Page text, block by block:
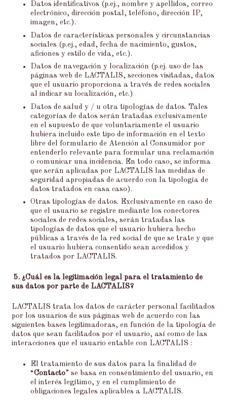
Datos identificativos (p.ej., nombre y apellidos, correo
electrónico, dirección postal, teléfono, dirección IP,
imagen, etc.).
Datos de características personales y circunstancias
sociales (p.ej., edad, fecha de nacimiento, gustos,
aficiones y estilo de vida, etc.).
Datos de navegación y localización (p.ej. uso de las
páginas web de LACTALIS, secciones visitadas, datos
que el usuario proporciona a través de redes sociales
al indicar su localización, etc.)
Datos de salud y / u otra tipologías de datos. Tales
categorías de datos serán tratadas exclusivamente
en el supuesto de que voluntariamente el usuario
hubiera incluido este tipo de información en el texto
libre del formulario de Atención al Consumidor por
entenderlo relevante para formular una reclamación
o comunicar una incidencia. En todo caso, se informa
que serán aplicadas por LACTALIS las medidas de
seguridad apropiadas de acuerdo con la tipología de
datos tratados en casa caso).
Otras tipologías de datos. Exclusivamente en caso de
que el usuario se registre mediante los conectores
sociales de redes sociales, serán tratadas las
tipologías de datos que el usuario hubiera hecho
públicas a través de la red social de que se trate y que
el usuario hubiera consentido sean accedidos y
tratados por LACTALIS.
5. ¿Cuál es la legitimación legal para el tratamiento de
sus datos por parte de LACTALIS?
LACTALIS trata los datos de carácter personal facilitados
por los usuarios de sus páginas web de acuerdo con las
siguientes bases legitimadoras, en función de la tipología de
datos que sean facilitados por el usuario, así como de las
interacciones que el usuario entable con LACTALIS :
El tratamiento de sus datos para la finalidad de
“Contacto” se basa en consentimiento del usuario, en
el interés legítimo, y en el cumplimiento de
obligaciones legales aplicables a LACTALIS.